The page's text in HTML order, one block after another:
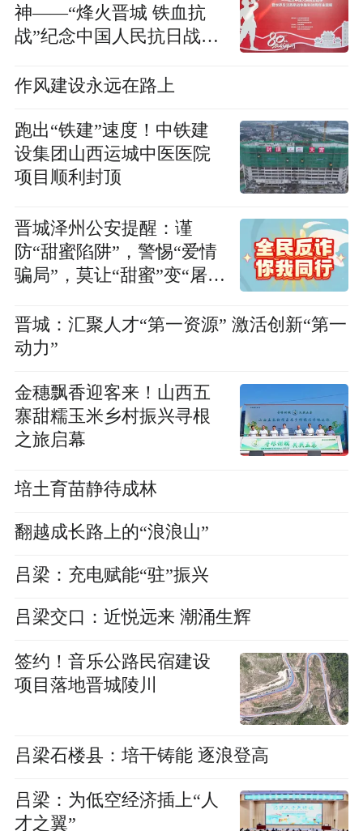
神——“烽火晋城 铁血抗
战”纪念中国人民抗日战争
80周年主题展侧记
作风建设永远在路上
跑出“铁建”速度！中铁建
设集团山西运城中医医院
项目顺利封顶
晋城泽州公安提醒：谨
防“甜蜜陷阱”，警惕“爱情
骗局”，莫让“甜蜜”变“屠
晋城：汇聚人才“第一资源” 激活创新“第一
动力”
金穗飘香迎客来！山西五
寨甜糯玉米乡村振兴寻根
之旅启幕
培土育苗静待成林
翻越成长路上的“浪浪山”
吕梁：充电赋能“驻”振兴
吕梁交口：近悦远来 潮涌生辉
签约！音乐公路民宿建设
项目落地晋城陵川
吕梁石楼县：培干铸能 逐浪登高
吕梁：为低空经济插上“人
才之翼”